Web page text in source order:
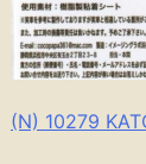
(N) 10279